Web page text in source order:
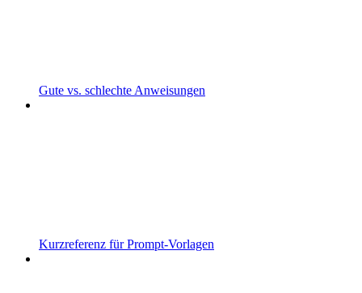
Gute vs. schlechte Anweisungen
Kurzreferenz für Prompt-Vorlagen